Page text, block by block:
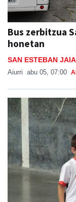
Bus zerbitzua
honetan
SAN ESTEBAN
Aiurri abu 05, 07:00